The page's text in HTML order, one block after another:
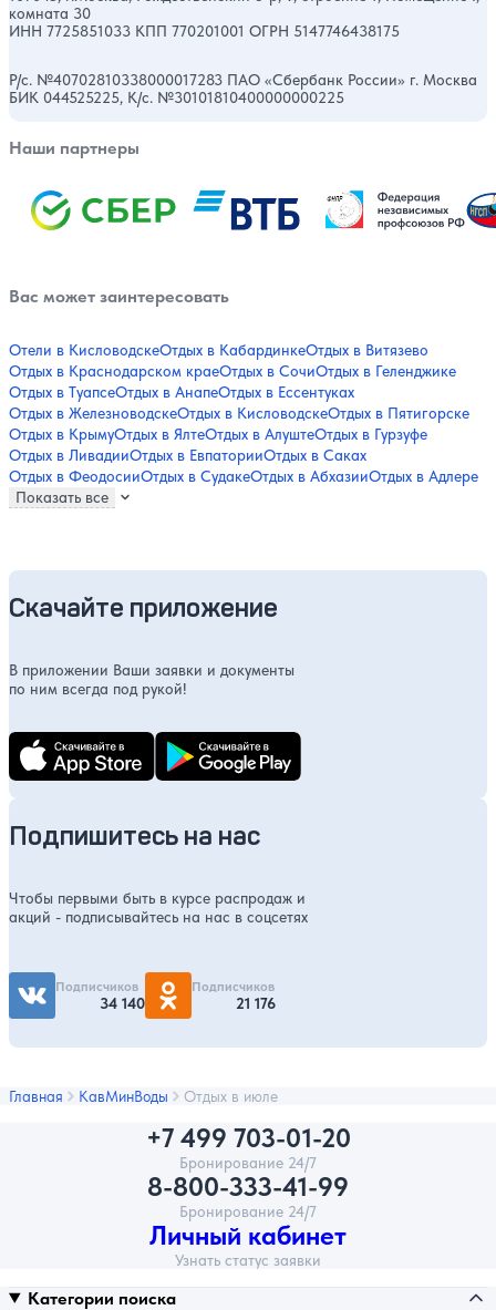
комната 30
ИНН 7725851033 КПП 770201001 ОГРН 5147746438175
Р/с. №40702810338000017283 ПАО «Сбербанк России» г. Москва
БИК 044525225, К/с. №30101810400000000225
Наши партнеры
Вас может заинтересовать
Отели в КисловодскеОтдых в КабардинкеОтдых в Витязево
Отдых в Краснодарском краеОтдых в СочиОтдых в Геленджике
Отдых в ТуапсеОтдых в АнапеОтдых в Ессентуках
Отдых в ЖелезноводскеОтдых в КисловодскеОтдых в Пятигорске
Отдых в КрымуОтдых в ЯлтеОтдых в АлуштеОтдых в Гурзуфе
Отдых в ЛивадииОтдых в ЕвпаторииОтдых в Саках
Отдых в ФеодосииОтдых в СудакеОтдых в АбхазииОтдых в Адлере
Показать все
Скачайте приложение
В приложении Ваши заявки и документы
по ним всегда под рукой!
Подпишитесь на нас
Чтобы первыми быть в курсе распродаж и
акций - подписывайтесь на нас в соцсетях
Подписчиков
34 140
Подписчиков
21 176
Главная КавМинВоды Отдых в июле
+7 499 703-01-20
Бронирование 24/7
8-800-333-41-99
Бронирование 24/7
Личный кабинет
Узнать статус заявки
Категории поиска